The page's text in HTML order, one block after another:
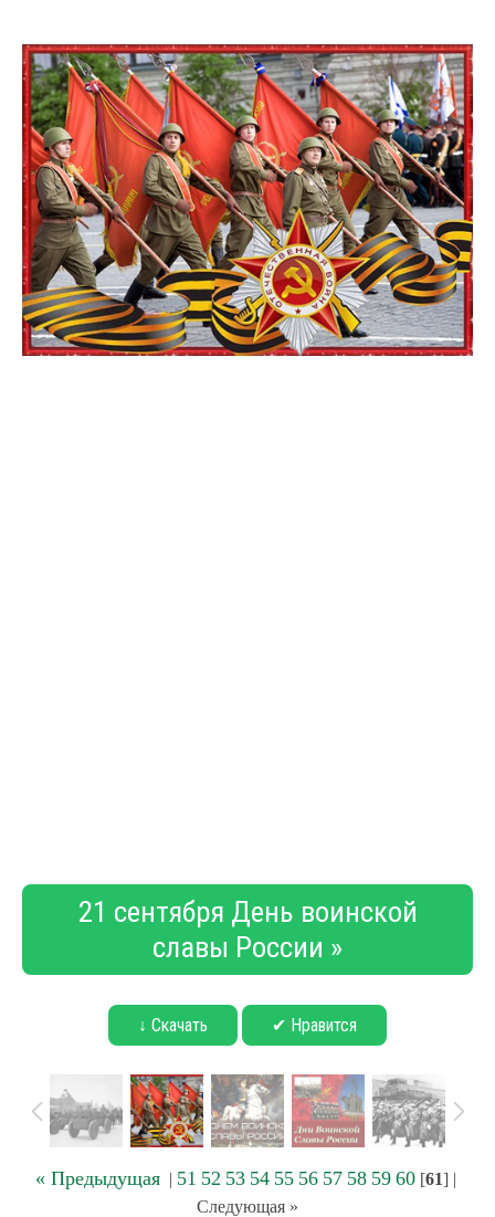
21 сентября День воинской
славы России »
↓ Скачать ✔ Нравится
« Предыдущая| 51 52 53 54 55 56 57 58 59 60[61] |
Следующая »